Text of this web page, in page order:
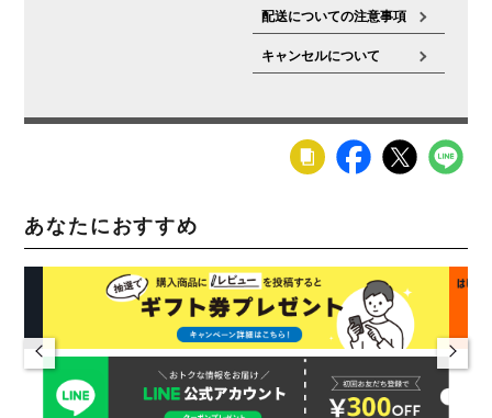
配送についての注意事項
キャンセルについて
あなたにおすすめ